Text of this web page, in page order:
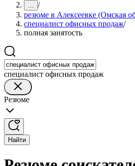
... /
резюме в Алексеевке (Омская
специалист офисных продаж/
полная занятость
специалист офисных продаж
Резюме
Найти